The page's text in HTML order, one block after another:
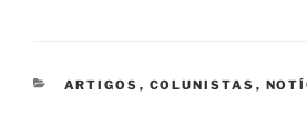
CATEGORIAS
ARTIGOS , COLUNISTAS ,